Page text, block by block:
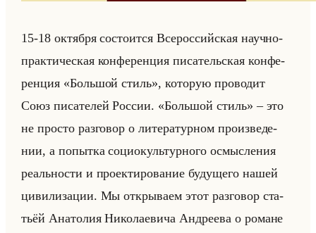
15-18 ок­тяб­ря со­сто­ит­ся Все­рос­сийская на­уч­но-
прак­ти­че­ская кон­фе­рен­ция пи­са­тельская кон­фе­
рен­ция «Большой стиль», ко­то­рую про­во­дит
Союз пи­са­те­лей Рос­сии. «Большой стиль» – это
не про­сто раз­го­вор о ли­те­ра­тур­ном про­из­ве­де­
нии, а по­пыт­ка со­ци­окультур­но­го осмыс­ле­ния
ре­ально­сти и про­ек­ти­ро­ва­ние бу­ду­ще­го нашей
ци­ви­ли­за­ции. Мы от­кры­ва­ем этот раз­го­вор ста­
тьёй Ана­то­лия Ни­ко­ла­еви­ча Ан­дре­ева о ро­мане